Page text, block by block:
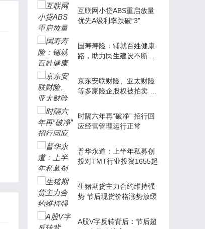
互联网小贷ABS重启放量
优先A级利率跌破“3”
国寿寿险：铺就百姓健康
路，助力民生建设不断取
京东安联财险、亚太财险
等多家险企股权被拍卖 千
时隔六年再“破净” 招行回
应经营管理运行正常
普华永道：上半年私募创
投对TMT行业投资1655起
生猪期货主力合约维持强
势 节后现货价格涨势放缓
A股V字反转背后：节后超